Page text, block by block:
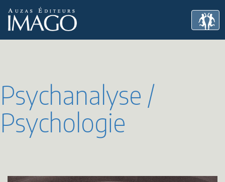
Psychanalyse /
Psychologie